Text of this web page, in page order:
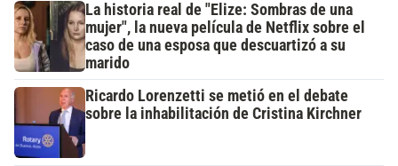
La historia real de "Elize: Sombras de una
mujer", la nueva película de Netflix sobre el
caso de una esposa que descuartizó a su
marido
Ricardo Lorenzetti se metió en el debate
sobre la inhabilitación de Cristina Kirchner